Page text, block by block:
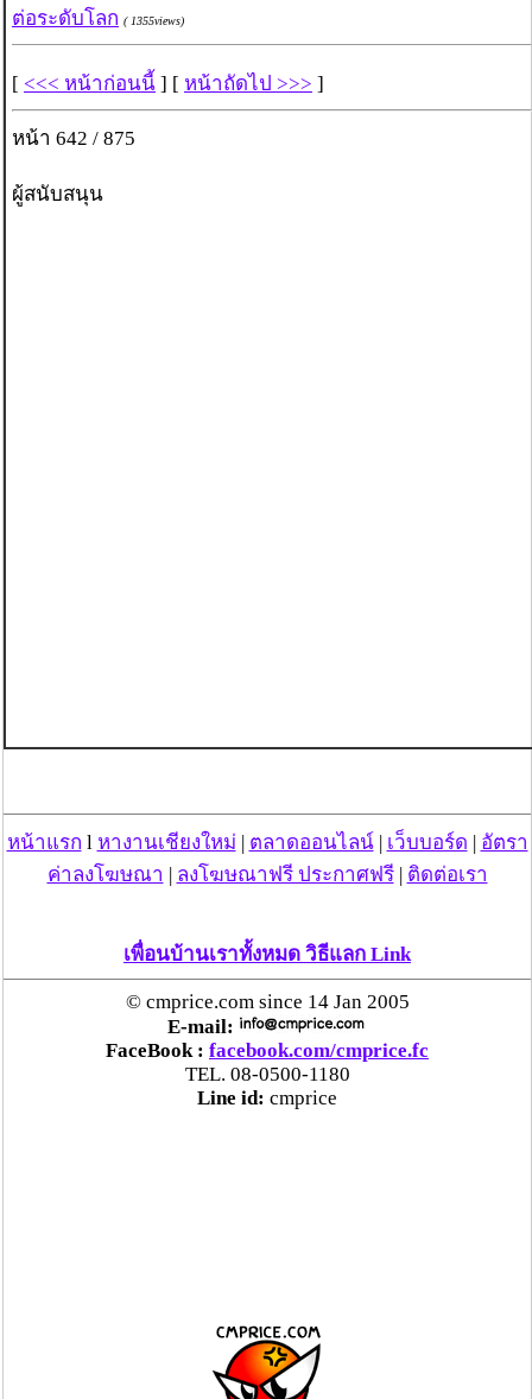
ต่อระดับโลก ( 1355views)
[ <<< หน้าก่อนนี้ ] [ หน้าถัดไป >>> ]
หน้า 642 / 875
ผู้สนับสนุน
หน้าแรก l หางานเชียงใหม่ | ตลาดออนไลน์| เว็บบอร์ด | อัตรา
ค่าลงโฆษณา | ลงโฆษณาฟรี ประกาศฟรี| ติดต่อเรา
เพื่อนบ้านเราทั้งหมด วิธีแลก Link
© cmprice.com since 14 Jan 2005
E-mail:
FaceBook : facebook.com/cmprice.fc
TEL. 08-0500-1180
Line id: cmprice